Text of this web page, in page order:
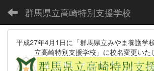
群馬県立高崎特別支援学校
平成27年4月1日に「群馬県立みやま養護学
立高崎特別支援学校」に校名変更いた